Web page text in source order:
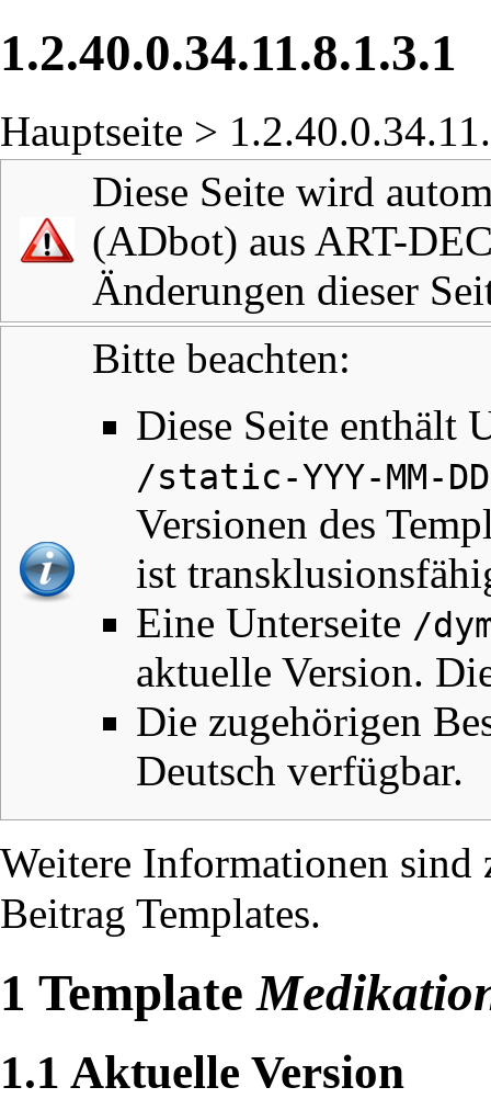
1.2.40.0.34.11.8.1.3.1
Hauptseite >
Diese Seite wird
(ADbot) aus ART-
Änderungen dieser
Bitte beachten:
Diese Seite enthält
/static-YYY-MM-DD
Versionen des
ist
Eine Unterseite /
aktuelle Version.
Die zugehörigen
Deutsch verfügbar.
Weitere Informationen sind
Beitrag Templates.
1 Template
1.1 Aktuelle Version